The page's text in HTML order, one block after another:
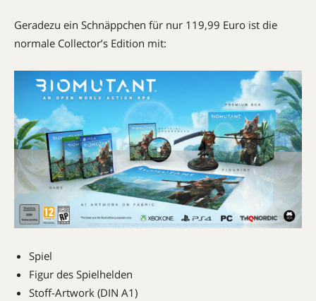
Geradezu ein Schnäppchen für nur 119,99 Euro ist die
normale Collector’s Edition mit:
Spiel
Figur des Spielhelden
Stoff-Artwork (DIN A1)